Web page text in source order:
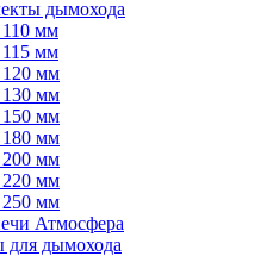
дымохода
110 мм
115 мм
120 мм
130 мм
150 мм
180 мм
200 мм
220 мм
250 мм
Атмосфера
для дымохода